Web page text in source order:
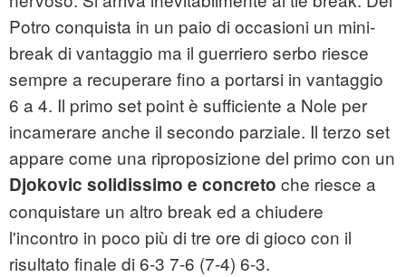
Potro conquista in un paio di occasioni un mini-
break di vantaggio ma il guerriero serbo riesce
sempre a recuperare fino a portarsi in vantaggio
6 a 4. Il primo set point è sufficiente a Nole per
incamerare anche il secondo parziale. Il terzo set
appare come una riproposizione del primo con un
Djokovic solidissimo e concreto che riesce a
conquistare un altro break ed a chiudere
l'incontro in poco più di tre ore di gioco con il
risultato finale di 6-3 7-6 (7-4) 6-3.